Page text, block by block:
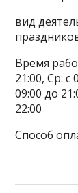
вид
Время
21:00, Ср: с
09:00 до
22:00
Способ